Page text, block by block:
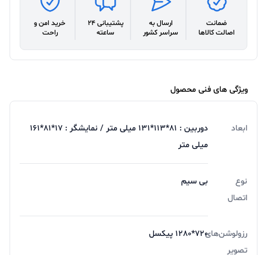
ضمانت
اصالت کالاها
ارسال به
سراسر کشور
پشتیبانی 24
ساعته
خرید امن و
راحت
ویژگی های فنی محصول
ابعاد
دوربین : 81*113*131 میلی متر / نمایشگر : 17*81*161
میلی متر
نوع
اتصال
بی سیم
رزولوشن‌های
تصویر
720*1280 پیکسل